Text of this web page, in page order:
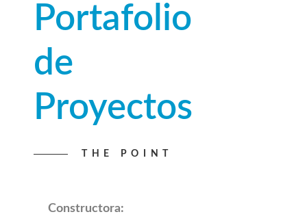
Portafolio
de
Proyectos
THE POINT
Constructora: